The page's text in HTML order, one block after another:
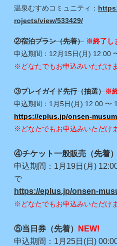
温泉むすめコミュニティ：
rojects/view/533429/
②宿泊プラン（先着） ※終了し
申込期間：12月15日(月) 12:00
※どなたでもお申込みいただけま
③プレイガイド先行（抽選）※
申込期間：1月5日(月) 12:00 〜
https://eplus.jp/onsen-
※どなたでもお申込みいただけま
④チケット一般販売（先着）
申込期間：1月19日(月)
で
https://eplus.jp/onsen-
※どなたでもお申込みいただけま
⑤当日券（先着）
NEW!
申込期間：1月25日(日)